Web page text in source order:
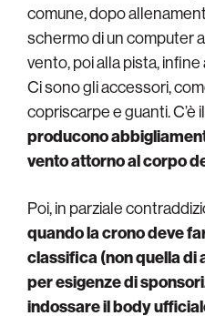
comune, dopo
schermo di un computer
vento, poi alla pista,
Ci sono gli accessori,
copriscarpe e guanti. C’è
producono
vento attorno al corpo
Poi, in parziale
quando la crono deve
classifica (non quella
per esigenze di
indossare il body